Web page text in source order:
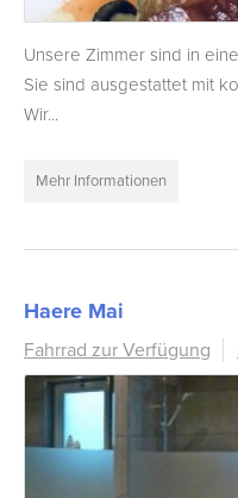
Unsere Zimmer sind in
Sie sind ausgestattet mit
Wir...
Mehr Informationen
Haere Mai
Fahrrad zur Verfügung